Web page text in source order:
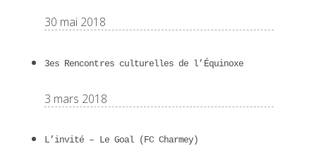
30 mai 2018
3es Rencontres culturelles de l’Équinoxe
3 mars 2018
L’invité – Le Goal (FC Charmey)